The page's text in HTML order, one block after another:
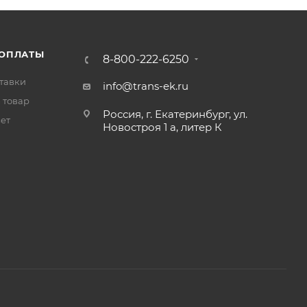
товар
8-800-222-6250
info@trans-ek.ru
Россия, г. Екатеринбург, ул.
Новостроя 1 а, литер К